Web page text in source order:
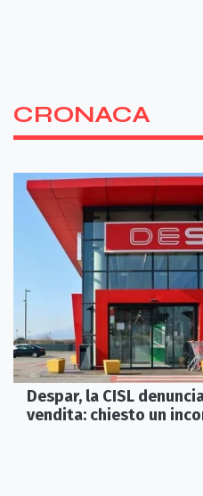
CRONACA
Despar, la CISL
vendita: chiesto un